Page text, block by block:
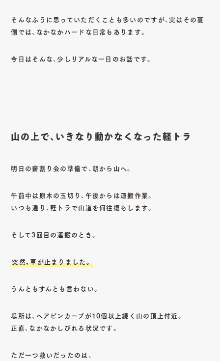
そんなふうに思っていただくことも多いのですが、実はその裏
側では、なかなかハードな日常もあります。
今日はそんな、少しリアルな一日のお話です。
山の上で、いきなり動かなくなった軽トラ
明日の薪割り会の準備で、朝から山へ。
午前中は原木の玉切り、午後からは運搬作業。
いつも通り、軽トラで山道を何往復もします。
そして3回目の運搬のとき。
突然、車が止まりました。
うんともすんとも言わない。
場所は、ヘアピンカーブが10個以上続く山の頂上付近。
正直、なかなかしびれる状況です。
ただ一つ救いだったのは、